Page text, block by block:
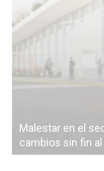
Malestar en el
cambios sin fin